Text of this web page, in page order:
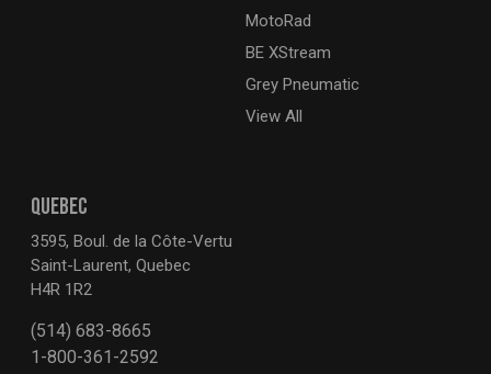
QUEBEC
3595, Boul. de la Côte-Vertu
Saint-Laurent, Quebec
H4R 1R2
(514) 683-8665
1-800-361-2592
MotoRad
BE XStream
Grey Pneumatic
View All